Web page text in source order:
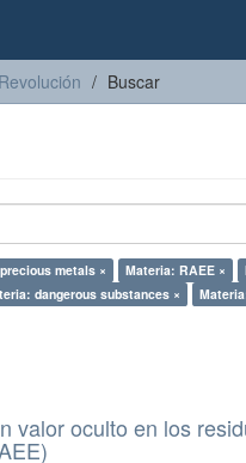
Buscar
metals × Materia: RAEE ×
dangerous substances ×
valor oculto en los